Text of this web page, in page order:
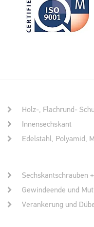
Holz-, Flachrund-
Innensechskant
Edelstahl, Polyamid,
Sechskantschrauben
Gewindeende und
Verankerung und